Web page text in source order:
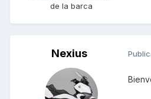
de la barca
Nexius